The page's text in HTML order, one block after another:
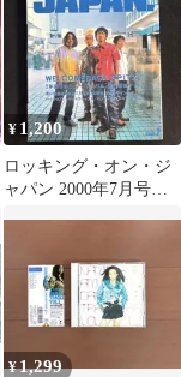
¥ 1,200
ロッキング・オン・ジ
ャパン 2000年7月号
¥1,299